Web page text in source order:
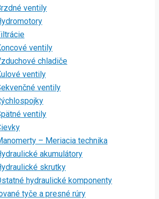
ventily
ventily
chladiče
ventily
ventily
ventily
– Meriacia technika
akumulátory
skrutky
hydraulické komponenty
tyče a presné rúry